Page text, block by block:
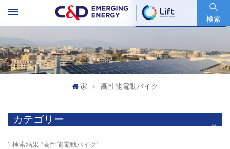
検索
銘柄コード : 600153.SH
家 高性能電動バイク
カテゴリー
1 検索結果 "高性能電動バイク"